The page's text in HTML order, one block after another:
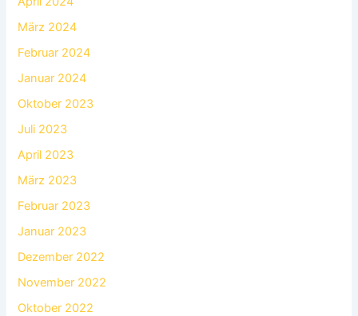
März 2024
Februar 2024
Januar 2024
Oktober 2023
Juli 2023
April 2023
März 2023
Februar 2023
Januar 2023
Dezember 2022
November 2022
Oktober 2022